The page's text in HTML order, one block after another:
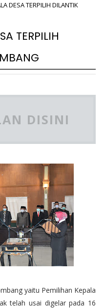
DESA TERPILIH DILANTIK
TERPILIH
DISINI
yaitu Pemilihan Kepala
telah usai digelar pada 16